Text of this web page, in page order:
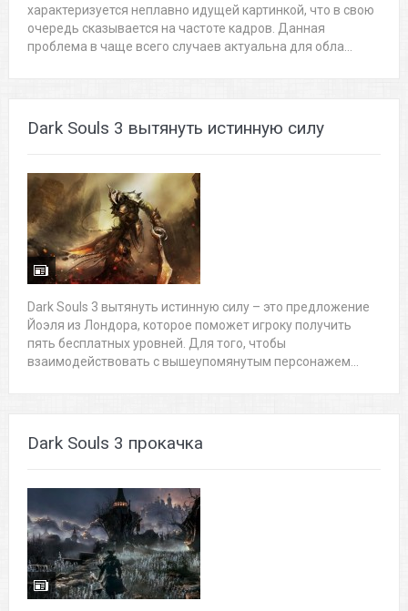
характеризуется неплавно идущей картинкой, что в свою
очередь сказывается на частоте кадров. Данная
проблема в чаще всего случаев актуальна для обла...
Dark Souls 3 вытянуть истинную силу
Dark Souls 3 вытянуть истинную силу – это предложение
Йоэля из Лондора, которое поможет игроку получить
пять бесплатных уровней. Для того, чтобы
взаимодействовать с вышеупомянутым персонажем...
Dark Souls 3 прокачка